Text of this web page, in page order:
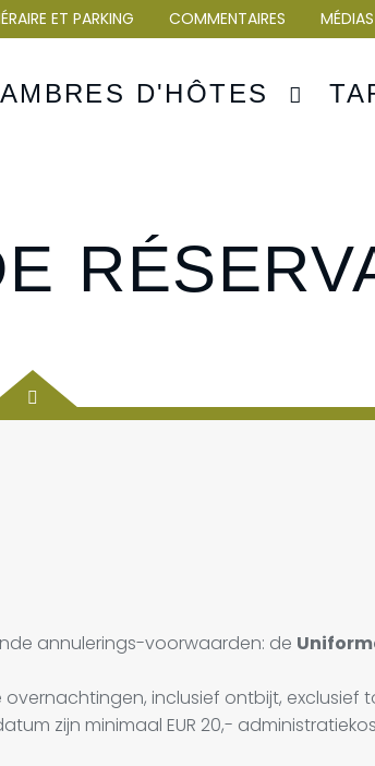
ET PARKING COMMENTAIRES MÉDIAS
D'HÔTES
annulerings-voorwaarden: de
inclusief ontbijt, exclusief
zijn minimaal EUR 20,-